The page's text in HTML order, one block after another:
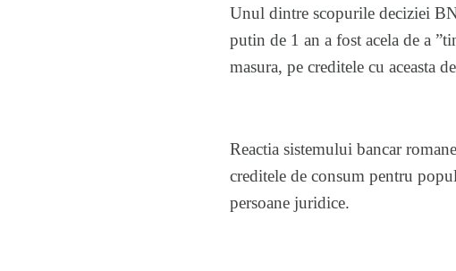
Unul dintre scopurile deciziei
putin de 1 an a fost acela de a
masura, pe creditele cu aceasta
Reactia sistemului bancar
creditele de consum pentru
persoane juridice.